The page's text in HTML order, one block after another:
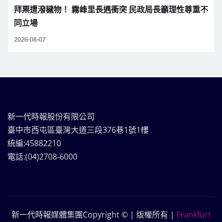
拜票遭潑穢物！ 霧峰里長遇衝突 民政局長籲理性尊重不
同立場
2026-08-07
新一代時報股份有限公司
臺中市西屯區臺灣大道三段376巷1號1樓
統編:45882210
電話:(04)2708-6000
新一代時報媒體集團Copyright © | 版權所有 | Frankfurt